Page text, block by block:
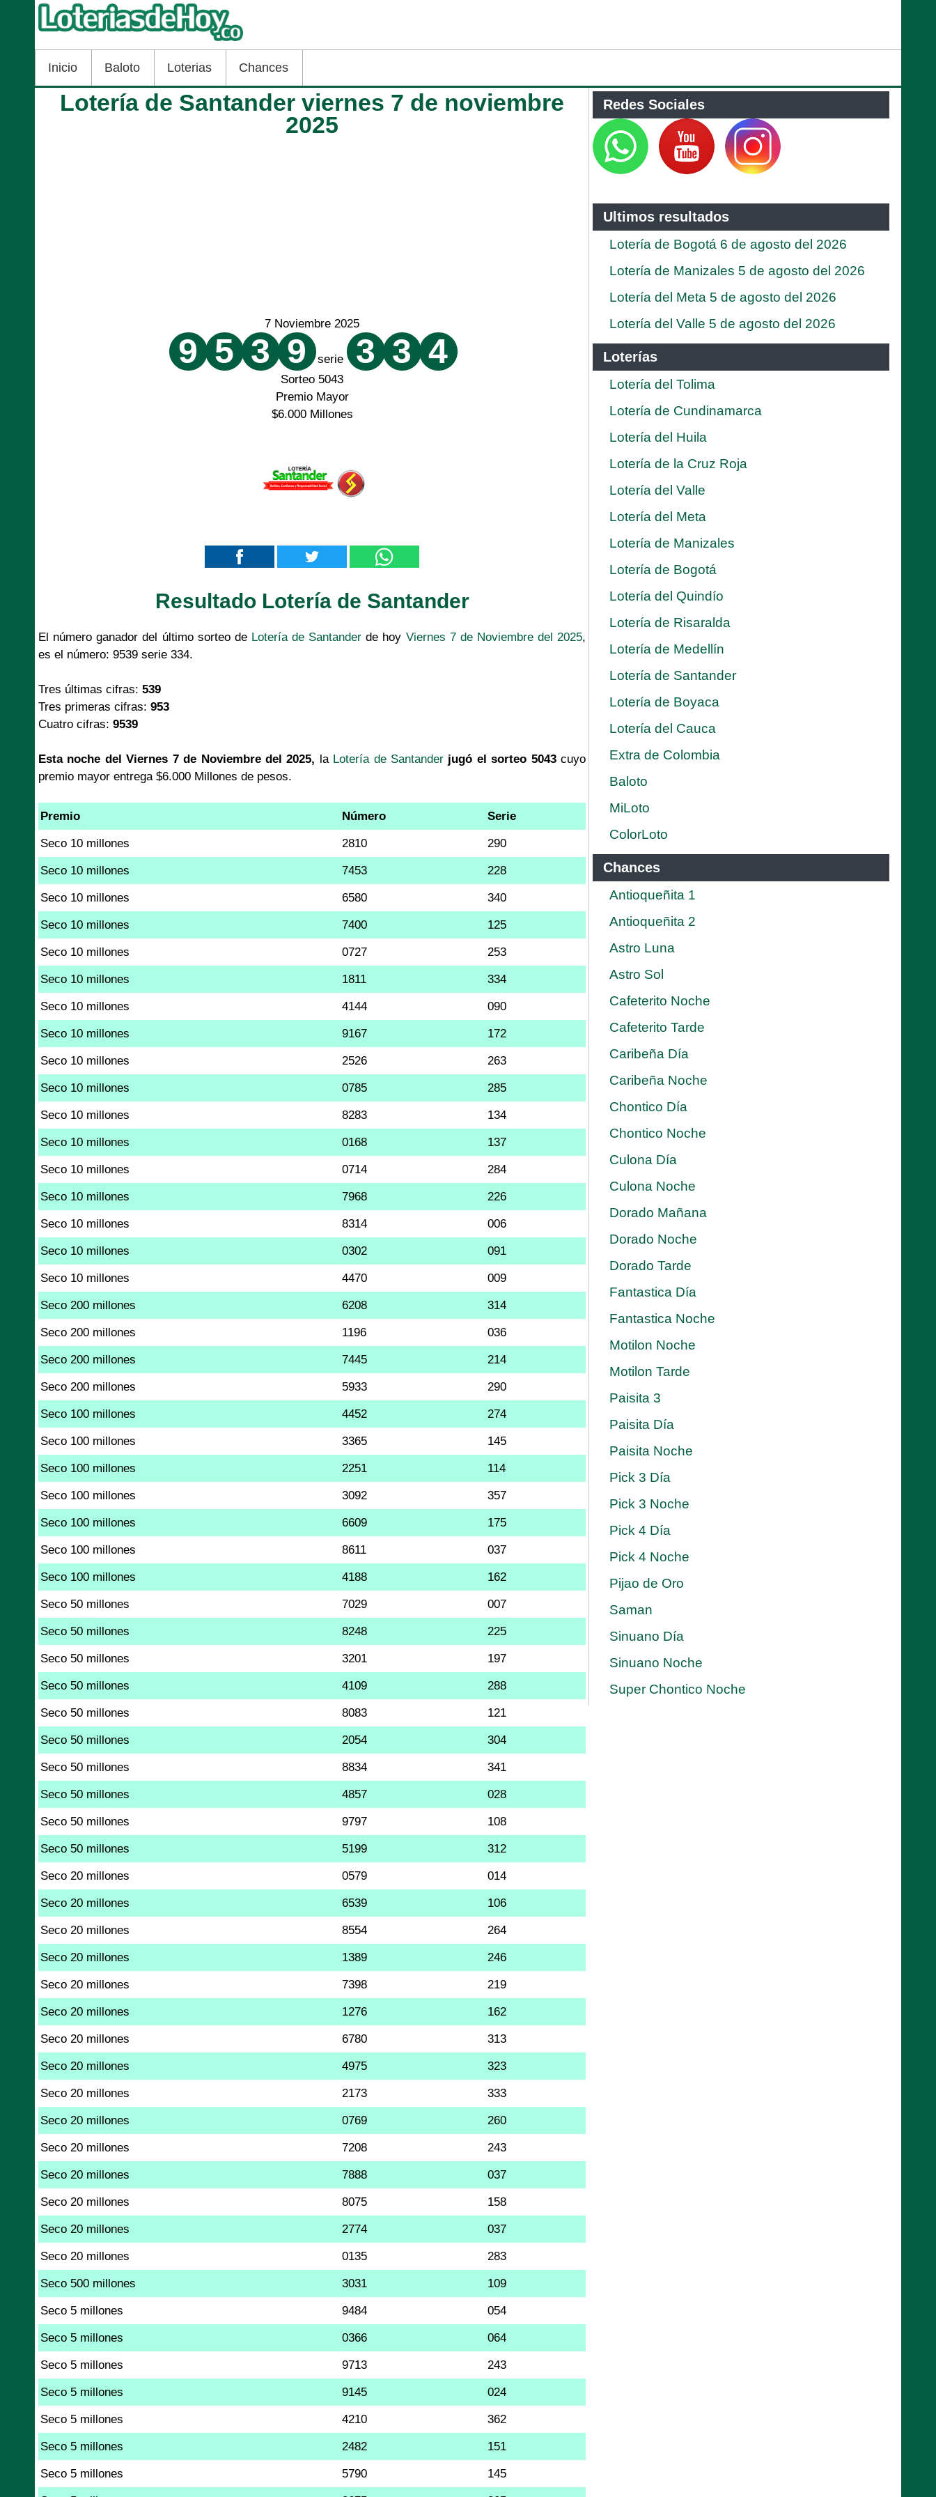
Inicio Baloto Loterias Chances
Lotería de Santander viernes 7 de noviembre
2025
7 Noviembre 2025
9 5 3 9 serie 3 3 4
Sorteo 5043
Premio Mayor
$6.000 Millones
Resultado Lotería de Santander
El número ganador del último sorteo de Lotería de Santander de hoy Viernes 7 de Noviembre del 2025,
es el número: 9539 serie 334.
Tres últimas cifras: 539
Tres primeras cifras: 953
Cuatro cifras: 9539
Esta noche del Viernes 7 de Noviembre del 2025, la Lotería de Santander jugó el sorteo 5043cuyo
premio mayor entrega $6.000 Millones de pesos.
Premio Número Serie
Seco 10 millones 2810 290
Seco 10 millones 7453 228
Seco 10 millones 6580 340
Seco 10 millones 7400 125
Seco 10 millones 0727 253
Seco 10 millones 1811 334
Seco 10 millones 4144 090
Seco 10 millones 9167 172
Seco 10 millones 2526 263
Seco 10 millones 0785 285
Seco 10 millones 8283 134
Seco 10 millones 0168 137
Seco 10 millones 0714 284
Seco 10 millones 7968 226
Seco 10 millones 8314 006
Seco 10 millones 0302 091
Seco 10 millones 4470 009
Seco 200 millones 6208 314
Seco 200 millones 1196 036
Seco 200 millones 7445 214
Seco 200 millones 5933 290
Seco 100 millones 4452 274
Seco 100 millones 3365 145
Seco 100 millones 2251 114
Seco 100 millones 3092 357
Seco 100 millones 6609 175
Seco 100 millones 8611 037
Seco 100 millones 4188 162
Seco 50 millones 7029 007
Seco 50 millones 8248 225
Seco 50 millones 3201 197
Seco 50 millones 4109 288
Seco 50 millones 8083 121
Seco 50 millones 2054 304
Seco 50 millones 8834 341
Seco 50 millones 4857 028
Seco 50 millones 9797 108
Seco 50 millones 5199 312
Seco 20 millones 0579 014
Seco 20 millones 6539 106
Seco 20 millones 8554 264
Seco 20 millones 1389 246
Seco 20 millones 7398 219
Seco 20 millones 1276 162
Seco 20 millones 6780 313
Seco 20 millones 4975 323
Seco 20 millones 2173 333
Seco 20 millones 0769 260
Seco 20 millones 7208 243
Seco 20 millones 7888 037
Seco 20 millones 8075 158
Seco 20 millones 2774 037
Seco 20 millones 0135 283
Seco 500 millones 3031 109
Seco 5 millones 9484 054
Seco 5 millones 0366 064
Seco 5 millones 9713 243
Seco 5 millones 9145 024
Seco 5 millones 4210 362
Seco 5 millones 2482 151
Seco 5 millones 5790 145
Redes Sociales
Ultimos resultados
Lotería de Bogotá 6 de agosto del 2026
Lotería de Manizales 5 de agosto del 2026
Lotería del Meta 5 de agosto del 2026
Lotería del Valle 5 de agosto del 2026
Loterías
Lotería del Tolima
Lotería de Cundinamarca
Lotería del Huila
Lotería de la Cruz Roja
Lotería del Valle
Lotería del Meta
Lotería de Manizales
Lotería de Bogotá
Lotería del Quindío
Lotería de Risaralda
Lotería de Medellín
Lotería de Santander
Lotería de Boyaca
Lotería del Cauca
Extra de Colombia
Baloto
MiLoto
ColorLoto
Chances
Antioqueñita 1
Antioqueñita 2
Astro Luna
Astro Sol
Cafeterito Noche
Cafeterito Tarde
Caribeña Día
Caribeña Noche
Chontico Día
Chontico Noche
Culona Día
Culona Noche
Dorado Mañana
Dorado Noche
Dorado Tarde
Fantastica Día
Fantastica Noche
Motilon Noche
Motilon Tarde
Paisita 3
Paisita Día
Paisita Noche
Pick 3 Día
Pick 3 Noche
Pick 4 Día
Pick 4 Noche
Pijao de Oro
Saman
Sinuano Día
Sinuano Noche
Super Chontico Noche